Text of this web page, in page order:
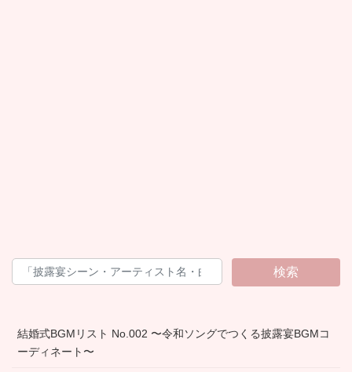
検索
結婚式BGMリスト No.002 〜令和ソングでつくる披露宴BGMコ
ーディネート〜